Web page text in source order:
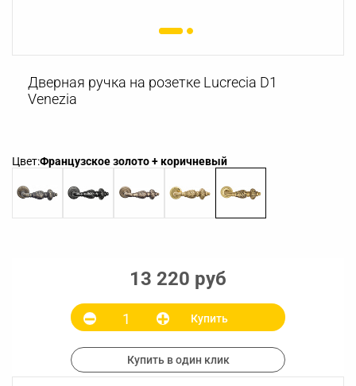
Дверная ручка на розетке Lucrecia D1
Venezia
Цвет:Французское золото + коричневый
13 220 руб
Купить
Купить в один клик